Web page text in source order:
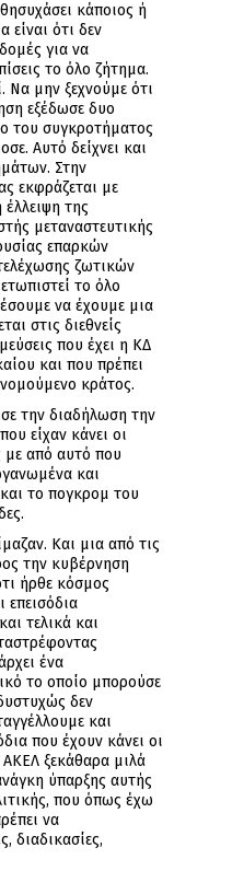
κάποιος ή
είναι ότι δεν
για να
το όλο ζήτημα.
Να μην ξεχνούμε ότι
εξέδωσε δυο
του συγκροτήματος
Αυτό δείχνει και
Στην
εκφράζεται με
της
μεταναστευτικής
επαρκών
ζωτικών
το όλο
να έχουμε μια
στις διεθνείς
που έχει η ΚΔ
και που πρέπει
κράτος.
την διαδήλωση την
είχαν κάνει οι
με από αυτό που
και
το πογκρομ του
Και μια από τις
την κυβέρνηση
ήρθε κόσμος
επεισόδια
τελικά και
ένα
το οποίο μπορούσε
δεν
και
που έχουν κάνει οι
ΑΚΕΛ ξεκάθαρα μιλά
ύπαρξης αυτής
που όπως έχω
να
διαδικασίες,